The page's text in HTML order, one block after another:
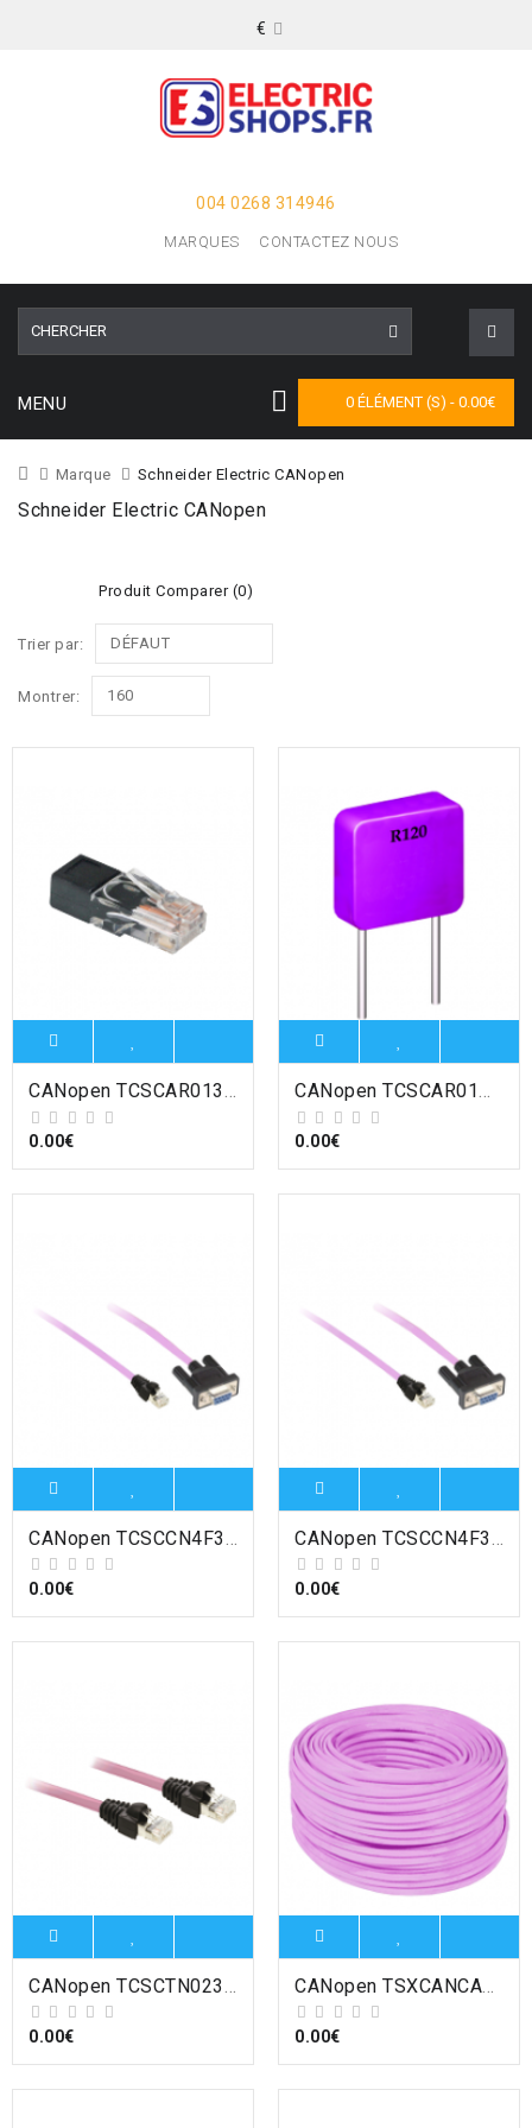
€
004 0268 314946
MARQUES CONTACTEZ NOUS
0 ÉLÉMENT (S) - 0.00€
MENU
Marque Schneider Electric CANopen
Schneider Electric CANopen
Produit Comparer (0)
Trier par: DÉFAUT
Montrer: 160
CANopen TCSCAR013M120 - Altivar - fin de ligne de terminaison canopen RJ45 , Schneider Electric
0.00€
CANopen TCSCAR01NM120 - FIN DE LIGNE CANOPEN A VISSER , Schneider Electric
0.00€
CANopen TCSCCN4F3M1T - Lexium - câble CANopen - 1xRJ45 - 1m , Schneider Electric
0.00€
CANopen TCSCCN4F3M3T - Lexium - câble CANopen - 1xRJ45 - 3m , Schneider Electric
0.00€
0.00€ 0.00€